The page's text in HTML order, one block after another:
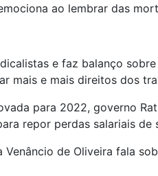
ao lembrar das
e faz balanço
mais e mais direitos dos
para 2022, governo
repor perdas salariais de
de Oliveira fala